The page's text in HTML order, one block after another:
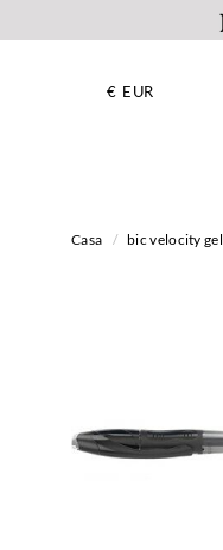
€ EUR
Casa / bic velocity gel